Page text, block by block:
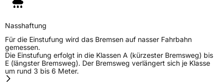
M+S
EU Label
EffizienzD
Nasshaftung D
Nasshaftung
Für die Einstufung wird das Bremsen auf nasser Fahrbahn
gemessen.
Die Einstufung erfolgt in die Klassen A (kürzester Bremsweg) bis
E (längster Bremsweg). Der Bremsweg verlängert sich je Klasse
um rund 3 bis 6 Meter.